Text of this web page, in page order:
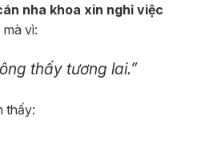
nha khoa xin nghỉ việc
vì:
thấy tương lai.”
thấy: